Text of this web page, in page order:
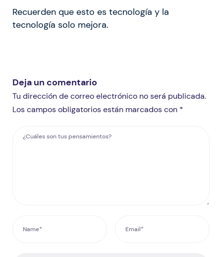
Recuerden que esto es tecnología y la
tecnología solo mejora.
Deja un comentario
Tu dirección de correo electrónico no será publicada.
Los campos obligatorios están marcados con *